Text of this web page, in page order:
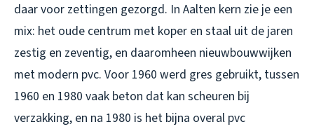
daar voor zettingen gezorgd. In Aalten kern zie je een
mix: het oude centrum met koper en staal uit de jaren
zestig en zeventig, en daaromheen nieuwbouwwijken
met modern pvc. Voor 1960 werd gres gebruikt, tussen
1960 en 1980 vaak beton dat kan scheuren bij
verzakking, en na 1980 is het bijna overal pvc